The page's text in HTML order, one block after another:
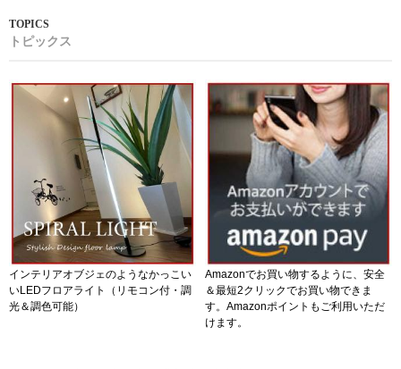
トピックス
インテリアオブジェのようなかっこい
いLEDフロアライト（リモコン付・調
光＆調色可能）
Amazonでお買い物するように、安全
＆最短2クリックでお買い物できま
す。Amazonポイントもご利用いただ
けます。